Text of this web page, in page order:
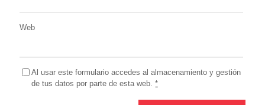
Web
Al usar este formulario accedes al almacenamiento y gestión
de tus datos por parte de esta web. *